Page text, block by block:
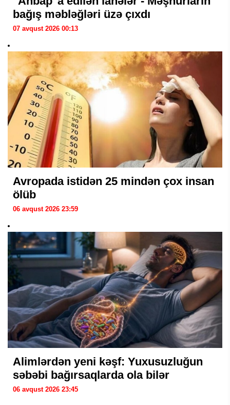
bağış məbləğləri üzə çıxdı
07 avqust 2026 00:13
Avropada istidən 25 mindən çox insan
ölüb
06 avqust 2026 23:59
Alimlərdən yeni kəşf: Yuxusuzluğun
səbəbi bağırsaqlarda ola bilər
06 avqust 2026 23:45